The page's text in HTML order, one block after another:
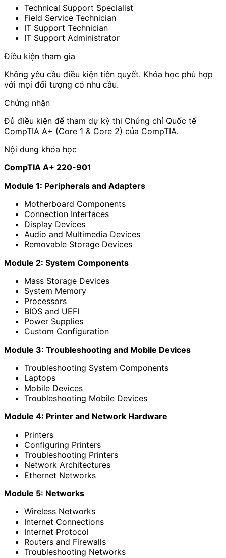
Technical Support Specialist
Field Service Technician
IT Support Technician
IT Support Administrator
Điều kiện tham gia
Không yêu cầu điều kiện tiên quyết. Khóa học phù hợp
với mọi đối tượng có nhu cầu.
Chứng nhận
Đủ điều kiện để tham dự kỳ thi Chứng chỉ Quốc tế
CompTIA A+ (Core 1 & Core 2) của CompTIA.
Nội dung khóa học
CompTIA A+ 220-901
Module 1: Peripherals and Adapters
Motherboard Components
Connection Interfaces
Display Devices
Audio and Multimedia Devices
Removable Storage Devices
Module 2: System Components
Mass Storage Devices
System Memory
Processors
BIOS and UEFI
Power Supplies
Custom Configuration
Module 3: Troubleshooting and Mobile Devices
Troubleshooting System Components
Laptops
Mobile Devices
Troubleshooting Mobile Devices
Module 4: Printer and Network Hardware
Printers
Configuring Printers
Troubleshooting Printers
Network Architectures
Ethernet Networks
Module 5: Networks
Wireless Networks
Internet Connections
Internet Protocol
Routers and Firewalls
Troubleshooting Networks